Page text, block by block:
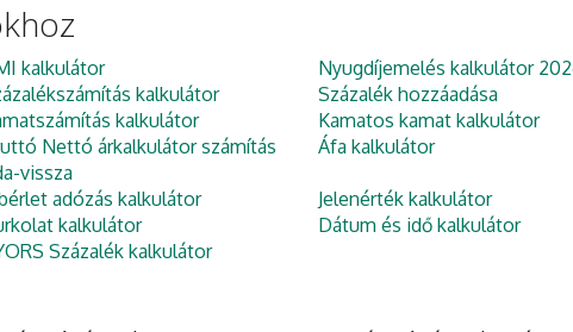
kalkulátor
Nyugdíjemelés kalkulátor
kalkulátor
Százalék hozzáadása
kalkulátor
Kamatos kamat kalkulátor
Nettó árkalkulátor számítás
vissza
Áfa kalkulátor
adózás kalkulátor
Jelenérték kalkulátor
kalkulátor
Dátum és idő kalkulátor
Százalék kalkulátor